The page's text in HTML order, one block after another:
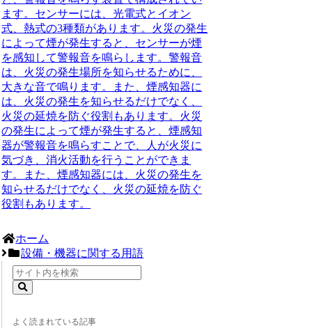
ます。センサーには、光電式とイオン
式、熱式の3種類があります。火災の発生
によって煙が発生すると、センサーが煙
を感知して警報音を鳴らします。警報音
は、火災の発生場所を知らせるために、
大きな音で鳴ります。また、煙感知器に
は、火災の発生を知らせるだけでなく、
火災の延焼を防ぐ役割もあります。火災
の発生によって煙が発生すると、煙感知
器が警報音を鳴らすことで、人が火災に
気づき、消火活動を行うことができま
す。また、煙感知器には、火災の発生を
知らせるだけでなく、火災の延焼を防ぐ
役割もあります。
ホーム
設備・機器に関する用語
よく読まれている記事